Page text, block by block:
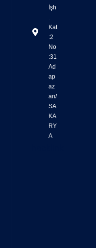
İşh
.
Kat
:2
No
:31
Ad
ap
az
arı/
SA
KA
RY
A